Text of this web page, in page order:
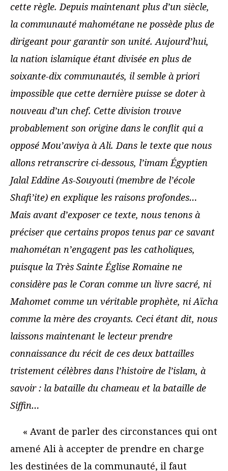
cette règle. Depuis maintenant plus d’un siècle,
la communauté mahométane ne possède plus de
dirigeant pour garantir son unité. Aujourd’hui,
la nation islamique étant divisée en plus de
soixante-dix communautés, il semble à priori
impossible que cette dernière puisse se doter à
nouveau d’un chef. Cette division trouve
probablement son origine dans le conflit qui a
opposé Mou’awiya à Ali. Dans le texte que nous
allons retranscrire ci-dessous, l’imam Égyptien
Jalal Eddine As-Souyouti (membre de l’école
Shafi’ite) en explique les raisons profondes…
Mais avant d’exposer ce texte, nous tenons à
préciser que certains propos tenus par ce savant
mahométan n’engagent pas les catholiques,
puisque la Très Sainte Église Romaine ne
considère pas le Coran comme un livre sacré, ni
Mahomet comme un véritable prophète, ni Aïcha
comme la mère des croyants. Ceci étant dit, nous
laissons maintenant le lecteur prendre
connaissance du récit de ces deux battailles
tristement célèbres dans l’histoire de l’islam, à
savoir : la bataille du chameau et la bataille de
Siffin…
« Avant de parler des circonstances qui ont
amené Ali à accepter de prendre en charge
les destinées de la communauté, il faut